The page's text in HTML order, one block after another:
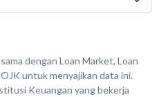
dengan Loan Market, Loan
untuk menyajikan data ini.
Keuangan yang bekerja